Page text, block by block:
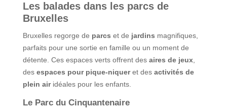
Les balades dans les parcs de
Bruxelles
Bruxelles regorge de parcs et de jardins magnifiques,
parfaits pour une sortie en famille ou un moment de
détente. Ces espaces verts offrent des aires de jeux,
des espaces pour pique-niqueret des activités de
plein airidéales pour les enfants.
Le Parc du Cinquantenaire